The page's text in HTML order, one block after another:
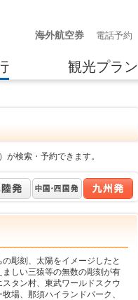
海外航空券
電話予約
観光プラン
検索・予約できます。
彫刻、太陽をイメージしたと
しい三猿等の無数の彫刻が有
タン村、東武ワールドスクウ
場、那須ハイランドパーク、